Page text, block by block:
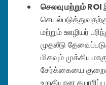
செலவு மற்றும் ROI
மற்றும் ஊழியர்
முதலீடு
மிகவும்
சேர்க்கையை
உறுதியான